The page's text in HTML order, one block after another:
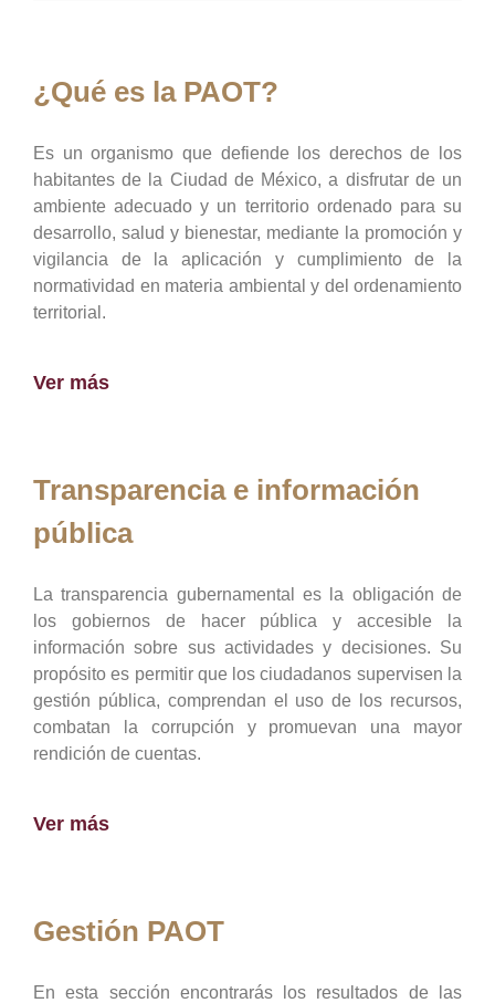
¿Qué es la PAOT?
Es un organismo que defiende los derechos de los
habitantes de la Ciudad de México, a disfrutar de un
ambiente adecuado y un territorio ordenado para su
desarrollo, salud y bienestar, mediante la promoción y
vigilancia de la aplicación y cumplimiento de la
normatividad en materia ambiental y del ordenamiento
territorial.
Ver más
Transparencia e información
pública
La transparencia gubernamental es la obligación de
los gobiernos de hacer pública y accesible la
información sobre sus actividades y decisiones. Su
propósito es permitir que los ciudadanos supervisen la
gestión pública, comprendan el uso de los recursos,
combatan la corrupción y promuevan una mayor
rendición de cuentas.
Ver más
Gestión PAOT
En esta sección encontrarás los resultados de las